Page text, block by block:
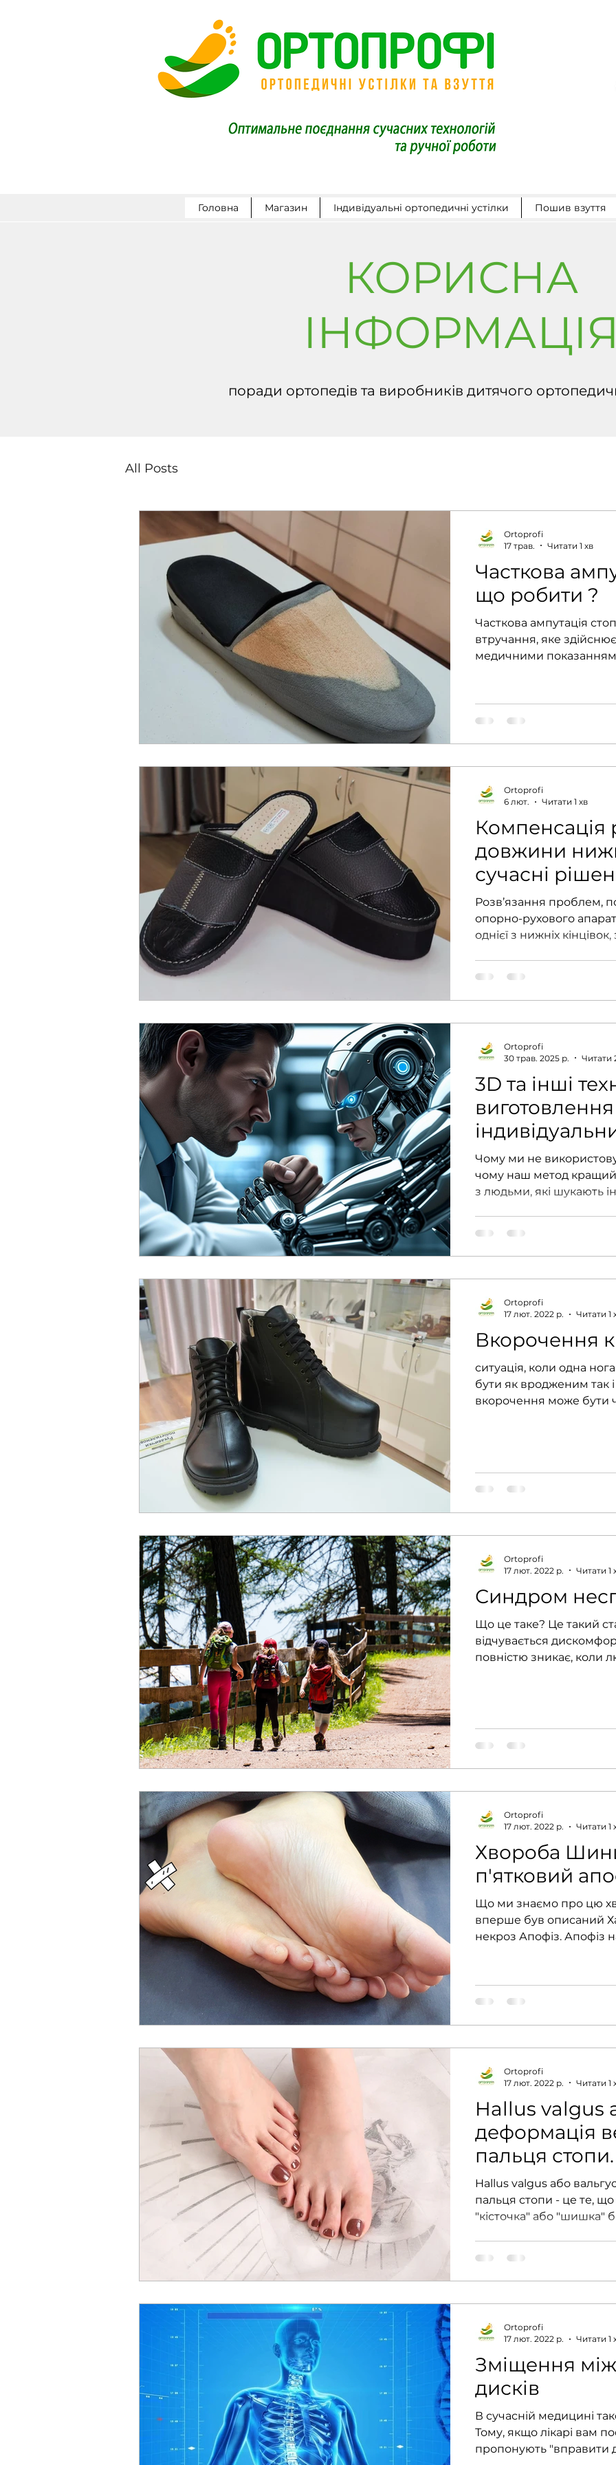
Головна Магазин Індивідуальні ортопедичні устілки Пошив взуття
КОРИСНА
ІНФОРМАЦІЯ
поради ортопедів та виробників дитячого
All Posts
Часткова
що робити ?
Часткова ампутація
втручання, яке
медичними
застосовують кілька
Шарпом, Лісфранком,
протезування, якого
після лікування. У
пропонуємо
Ortoprofi
17 трав.
Читати 1 хв
Компенсація
довжини
сучасні
«Ортопрофі»
Розв’язання проблем,
опорно-рухового
однієї з нижніх
кінцівок, зменшити
см, проблему зазвичай
допомогою
Ortoprofi
6 лют.
Читати 1 хв
3D та інші
виготовлення
варто знати
замовленням
Чому ми не
чому наш метод
з людьми, які шукають
Ortoprofi
30 трав. 2025 р.
Читати
Вкорочення
ситуація, коли одна
бути як вродженим так
вкорочення може бути
Ortoprofi
17 лют. 2022 р.
Читати 1
Синдром
Що це таке? Це такий
відчувається
повністю зникає, коли
Ortoprofi
17 лют. 2022 р.
Читати 1
Хвороба
п'ятковий
Що ми знаємо про цю
вперше був описаний
некроз Апофіз. Апофіз
Ortoprofi
17 лют. 2022 р.
Читати 1
Hallus valgus
деформація
пальця стопи.
Hallus valgus або
пальця стопи - це те,
"кісточка" або "шишка"
Ortoprofi
17 лют. 2022 р.
Читати 1
Зміщення
дисків
В сучасній медицині
Тому, якщо лікарі вам
пропонують "вправити
Ortoprofi
17 лют. 2022 р.
Читати 1